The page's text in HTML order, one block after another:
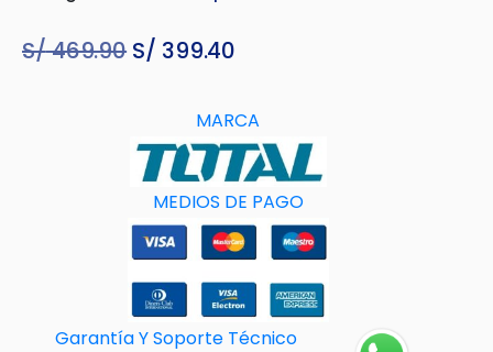
S/469.90 El
original
era:
S/ 469.90.
S/ 399.40
actual
es:
S/ 399.40.
MARCA
MEDIOS DE PAGO
Garantía Y Soporte Técnico